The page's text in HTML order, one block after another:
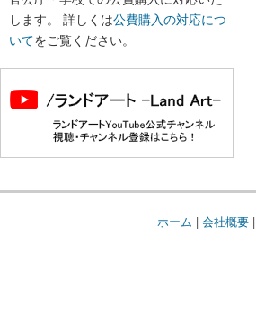
します。 詳しくは公費購入の対応につ
いてをご覧ください。
ホーム | 会社概要|